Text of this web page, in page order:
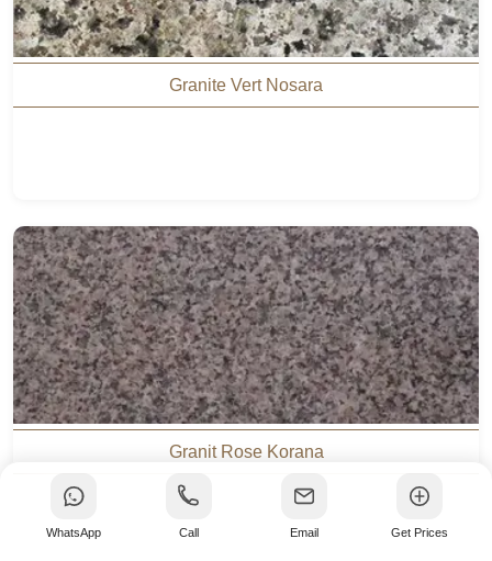
Granite Vert Nosara
Granit Rose Korana
WhatsApp Call Email Get Prices